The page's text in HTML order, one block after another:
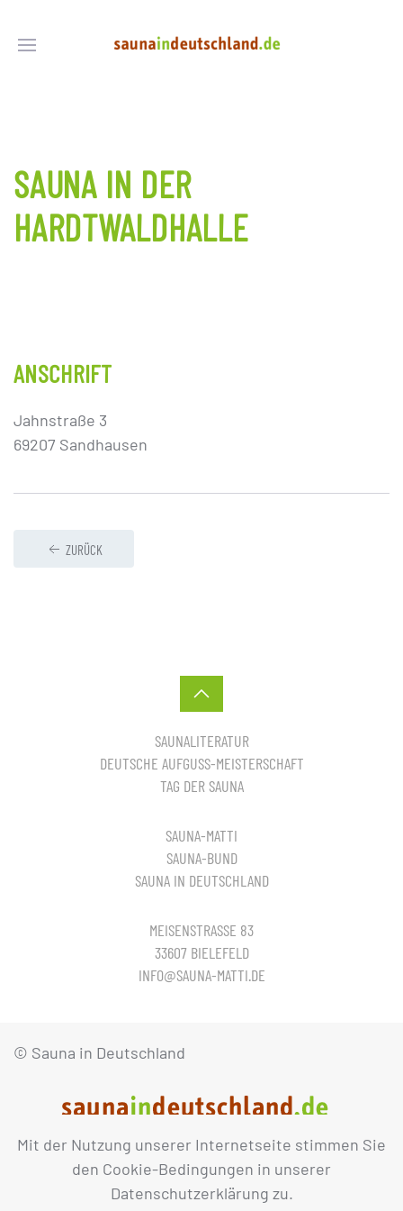
Mit der Nutzung unserer Internetseite stimmen Sie
den Cookie-Bedingungen in unserer
Datenschutzerklärung zu.
SAUNA IN DER
HARDTWALDHALLE
ANSCHRIFT
Jahnstraße 3
69207 Sandhausen
ZURÜCK
SAUNALITERATUR
DEUTSCHE AUFGUSS-MEISTERSCHAFT
TAG DER SAUNA
SAUNA-MATTI
SAUNA-BUND
SAUNA IN DEUTSCHLAND
MEISENSTRASSE 83
33607 BIELEFELD
INFO@SAUNA-MATTI.DE
© Sauna in Deutschland
IMPRESSUM DATENSCHUTZ